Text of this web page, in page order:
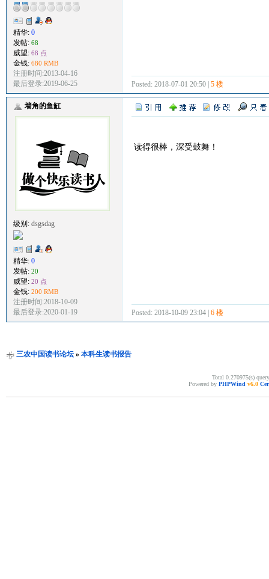
精华: 0
发帖: 68
威望: 68 点
金钱: 680 RMB
注册时间:2013-04-16
最后登录:2019-06-25
Posted: 2018-07-01 20:50 | 5 楼
墙角的鱼缸
级别: dsgsdag
精华: 0
发帖: 20
威望: 20 点
金钱: 200 RMB
注册时间:2018-10-09
最后登录:2020-01-19
读得很棒，深受鼓舞！
Posted: 2018-10-09 23:04 | 6 楼
三农中国读书论坛» 本科生读书报告
Total 0.270975(s)
Powered by PHPWind v6.0